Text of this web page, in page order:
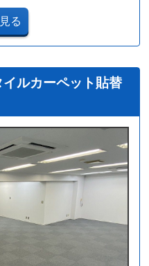
る
ルカーペット貼替